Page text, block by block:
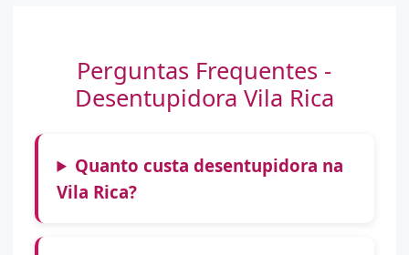
Perguntas Frequentes -
Desentupidora Vila Rica
Quanto custa desentupidora na
Vila Rica?